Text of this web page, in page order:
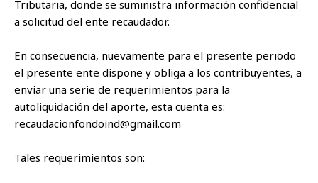
Tributaria, donde se suministra información confidencial
a solicitud del ente recaudador.
En consecuencia, nuevamente para el presente periodo
el presente ente dispone y obliga a los contribuyentes, a
enviar una serie de requerimientos para la
autoliquidación del aporte, esta cuenta es:
recaudacionfondoind@gmail.com
Tales requerimientos son: